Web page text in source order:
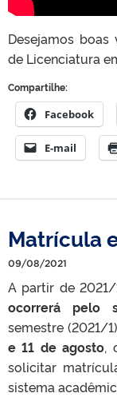
Desejamos
de Licenciatura
Compartilhe:
Facebook
E-mail
Matrícula
09/08/2021
A partir de 2021/
ocorrerá pelo
semestre (2021/
e 11 de agosto,
solicitar
sistema